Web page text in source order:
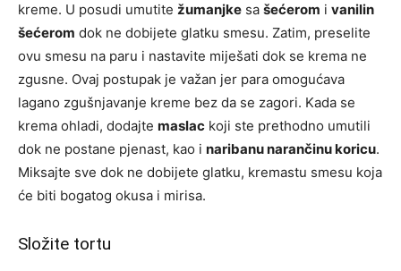
kreme. U posudi umutite žumanjke sa šećerom i vanilin
šećerom dok ne dobijete glatku smesu. Zatim, preselite
ovu smesu na paru i nastavite miješati dok se krema ne
zgusne. Ovaj postupak je važan jer para omogućava
lagano zgušnjavanje kreme bez da se zagori. Kada se
krema ohladi, dodajte maslac koji ste prethodno umutili
dok ne postane pjenast, kao i naribanu narančinu koricu.
Miksajte sve dok ne dobijete glatku, kremastu smesu koja
će biti bogatog okusa i mirisa.
Složite tortu